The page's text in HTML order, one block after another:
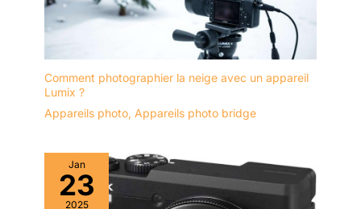
Comment photographier la neige avec un appareil
Lumix ?
Appareils photo, Appareils photo bridge
Jan
23
2025